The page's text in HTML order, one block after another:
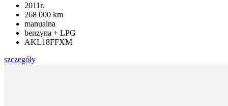
2011r.
268 000 km
manualna
benzyna + LPG
AKL18FFXM
szczegóły